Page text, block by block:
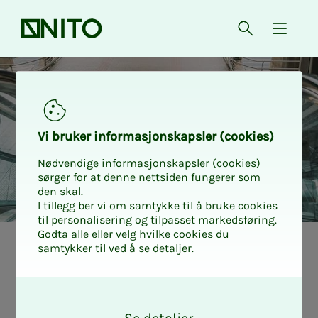
Forsiden Åpne søk
{
Slik be­s­­til­­­ler du
Vi bru­­­ker in­­­for­­­ma­­­sjons­­­kaps­­­­­ler (cookies)
Nødvendige informasjonskapsler (cookies)
sørger for at denne nettsiden fungerer som
den skal.
I tillegg ber vi om samtykke til å bruke cookies
til personalisering og tilpasset markedsføring.
Godta alle eller velg hvilke cookies du
samtykker til ved å se detaljer.